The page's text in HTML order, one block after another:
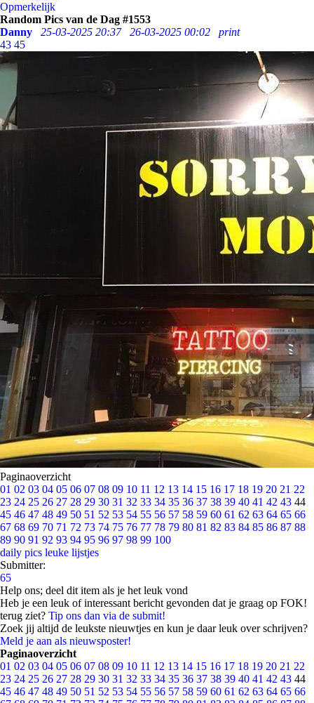
Opmerkelijk
Random Pics van de Dag #1553
Danny
25-03-2025 20:37 26-03-2025 00:02
print
43 45
Paginaoverzicht
01 02 03 04 05 06 07 08 09 10 11 12 13 14 15 16 17 18 19 20 21 22
23 24 25 26 27 28 29 30 31 32 33 34 35 36 37 38 39 40 41 42 43 44
45 46 47 48 49 50 51 52 53 54 55 56 57 58 59 60 61 62 63 64 65 66
67 68 69 70 71 72 73 74 75 76 77 78 79 80 81 82 83 84 85 86 87 88
89 90 91 92 93 94 95 96 97 98 99 100
daily pics leuke lijstjes
Submitter:
65
Help ons; deel dit item als je het leuk vond
Heb je een leuk of interessant bericht gevonden dat je graag op FOK!
terug ziet? Tip ons dan via de submit!
Zoek jij altijd de leukste nieuwtjes en kun je daar leuk over schrijven?
Meld je aan als nieuwsposter!
Paginaoverzicht
01 02 03 04 05 06 07 08 09 10 11 12 13 14 15 16 17 18 19 20 21 22
23 24 25 26 27 28 29 30 31 32 33 34 35 36 37 38 39 40 41 42 43 44
45 46 47 48 49 50 51 52 53 54 55 56 57 58 59 60 61 62 63 64 65 66